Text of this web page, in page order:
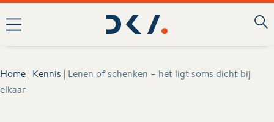
Home | Kennis | Lenen of schenken – het ligt soms dicht bij
elkaar